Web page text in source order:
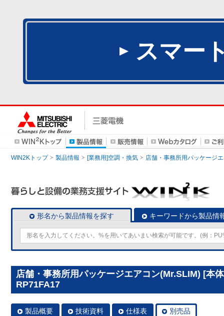
スマー
WIN2Kトップ 製品情報 [業務用]空調・換気 店舗・事務所用パッケージ
形名から製品情報を探す キーワードから製品情
店舗・事務所用パッケージエアコン(Mr.SLIM) [本
RP71FA17
製品概要 技術資料 仕様表 別売品